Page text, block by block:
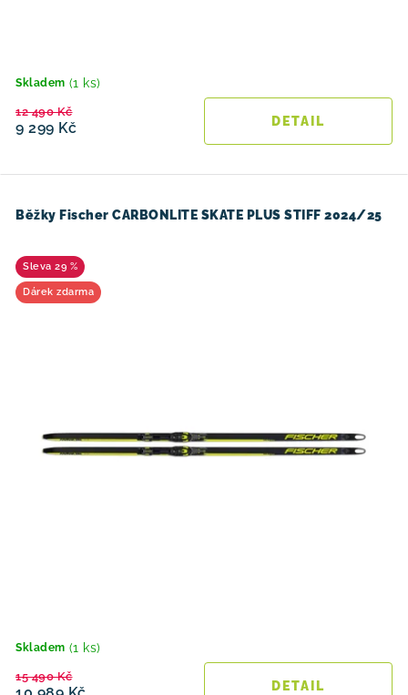
Skladem (1 ks)
9 299 Kč
12 490 Kč
Běžky Fischer CARBONLITE SKATE PLUS STIFF 2024/25
29 %
Dárek zdarma
Skladem (1 ks)
15 490 Kč